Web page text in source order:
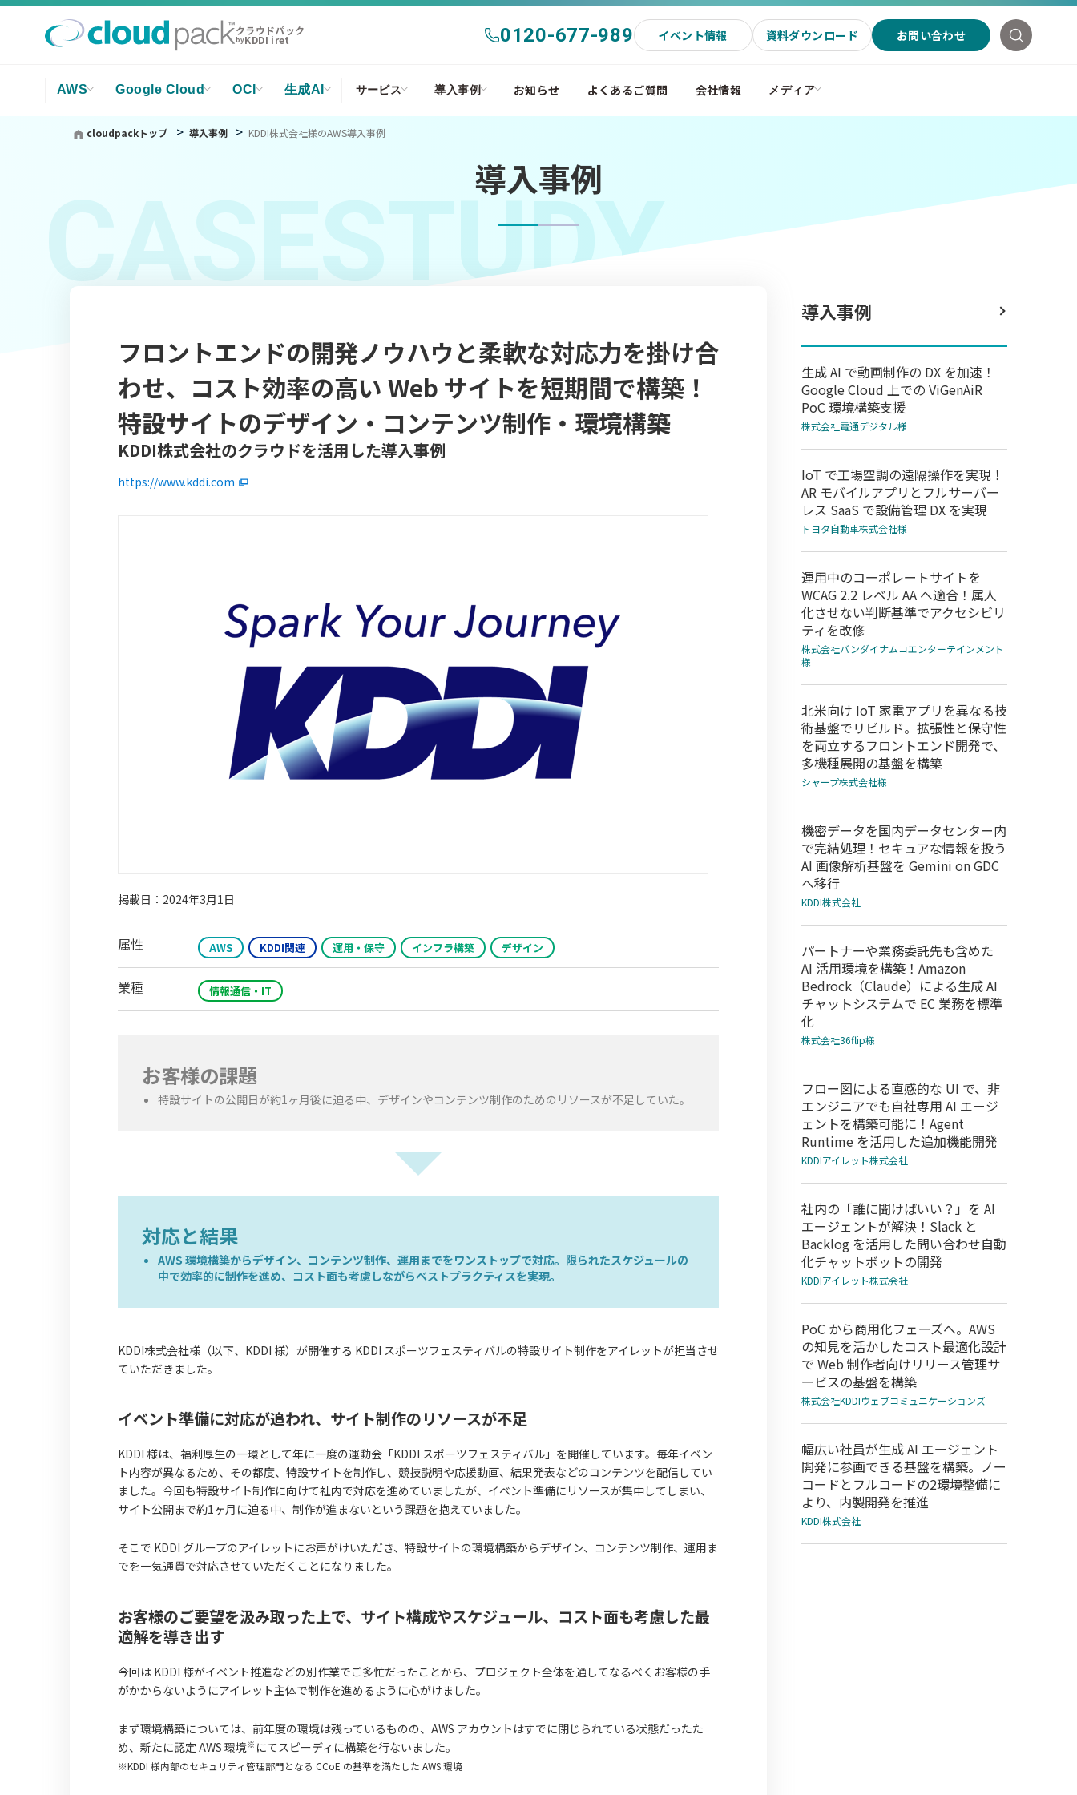
クラウドパック
byKDDI iret 0120-677-989 イベント情報 資料ダウンロード お問い合わせ
AWS Google Cloud OCI 生成AI サービス 導入事例 お知らせ よくあるご質問 会社情報 メディア
cloudpackトップ 導入事例 KDDI株式会社様のAWS導入事例
導入事例
CASESTUDY
フロントエンドの開発ノウハウと柔軟な対応力を掛け合
わせ、コスト効率の高い Web サイトを短期間で構築！
特設サイトのデザイン・コンテンツ制作・環境構築
KDDI株式会社のクラウドを活用した導入事例
https://www.kddi.com
掲載日：2024年3月1日
属性 AWS KDDI関連 運用・保守 インフラ構築 デザイン
業種 情報通信・IT
お客様の課題
特設サイトの公開日が約1ヶ月後に迫る中、デザインやコンテンツ制作のためのリソースが不足していた。
対応と結果
AWS 環境構築からデザイン、コンテンツ制作、運用までをワンストップで対応。限られたスケジュールの
中で効率的に制作を進め、コスト面も考慮しながらベストプラクティスを実現。
KDDI株式会社様（以下、KDDI 様）が開催する KDDI スポーツフェスティバルの特設サイト制作をアイレットが担当させ
ていただきました。
イベント準備に対応が追われ、サイト制作のリソースが不足
KDDI 様は、福利厚生の一環として年に一度の運動会「KDDI スポーツフェスティバル」を開催しています。毎年イベン
ト内容が異なるため、その都度、特設サイトを制作し、競技説明や応援動画、結果発表などのコンテンツを配信してい
ました。今回も特設サイト制作に向けて社内で対応を進めていましたが、イベント準備にリソースが集中してしまい、
サイト公開まで約1ヶ月に迫る中、制作が進まないという課題を抱えていました。
そこで KDDI グループのアイレットにお声がけいただき、特設サイトの環境構築からデザイン、コンテンツ制作、運用ま
でを一気通貫で対応させていただくことになりました。
お客様のご要望を汲み取った上で、サイト構成やスケジュール、コスト面も考慮した最
適解を導き出す
今回は KDDI 様がイベント推進などの別作業でご多忙だったことから、プロジェクト全体を通してなるべくお客様の手
がかからないようにアイレット主体で制作を進めるように心がけました。
まず環境構築については、前年度の環境は残っているものの、AWS アカウントはすでに閉じられている状態だったた
め、新たに認定 AWS 環境※ にてスピーディに構築を行ないました。
※KDDI 様内部のセキュリティ管理部門となる CCoE の基準を満たした AWS 環境
導入事例
生成 AI で動画制作の DX を加速！
Google Cloud 上での ViGenAiR
PoC 環境構築支援
株式会社電通デジタル様
IoT で工場空調の遠隔操作を実現！
AR モバイルアプリとフルサーバー
レス SaaS で設備管理 DX を実現
トヨタ自動車株式会社様
運用中のコーポレートサイトを
WCAG 2.2 レベル AA へ適合！属人
化させない判断基準でアクセシビリ
ティを改修
株式会社バンダイナムコエンターテインメント
様
北米向け IoT 家電アプリを異なる技
術基盤でリビルド。拡張性と保守性
を両立するフロントエンド開発で、
多機種展開の基盤を構築
シャープ株式会社様
機密データを国内データセンター内
で完結処理！セキュアな情報を扱う
AI 画像解析基盤を Gemini on GDC
へ移行
KDDI株式会社
パートナーや業務委託先も含めた
AI 活用環境を構築！Amazon
Bedrock（Claude）による生成 AI
チャットシステムで EC 業務を標準
化
株式会社36flip様
フロー図による直感的な UI で、非
エンジニアでも自社専用 AI エージ
ェントを構築可能に！Agent
Runtime を活用した追加機能開発
KDDIアイレット株式会社
社内の「誰に聞けばいい？」を AI
エージェントが解決！Slack と
Backlog を活用した問い合わせ自動
化チャットボットの開発
KDDIアイレット株式会社
PoC から商用化フェーズへ。AWS
の知見を活かしたコスト最適化設計
で Web 制作者向けリリース管理サ
ービスの基盤を構築
株式会社KDDIウェブコミュニケーションズ
幅広い社員が生成 AI エージェント
開発に参画できる基盤を構築。ノー
コードとフルコードの2環境整備に
より、内製開発を推進
KDDI株式会社